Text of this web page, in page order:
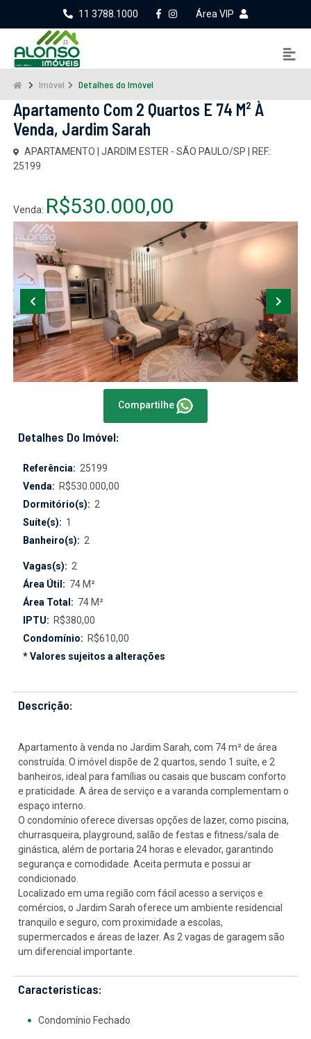
11 3788.1000 Área VIP
Imóvel Detalhes do Imóvel
Apartamento Com 2 Quartos E 74 M² À
Venda, Jardim Sarah
APARTAMENTO | JARDIM ESTER - SÃO PAULO/SP | REF.:
25199
Venda: R$530.000,00
Compartilhe
Detalhes Do Imóvel:
Referência: 25199
Venda: R$530.000,00
Dormitório(s): 2
Suíte(s): 1
Banheiro(s): 2
Vagas(s): 2
Área Útil: 74 M²
Área Total: 74 M²
IPTU: R$380,00
Condomínio: R$610,00
* Valores sujeitos a alterações
Descrição:
Apartamento à venda no Jardim Sarah, com 74 m² de área
construída. O imóvel dispõe de 2 quartos, sendo 1 suíte, e 2
banheiros, ideal para famílias ou casais que buscam conforto
e praticidade. A área de serviço e a varanda complementam o
espaço interno.
O condomínio oferece diversas opções de lazer, como piscina,
churrasqueira, playground, salão de festas e fitness/sala de
ginástica, além de portaria 24 horas e elevador, garantindo
segurança e comodidade. Aceita permuta e possui ar
condicionado.
Localizado em uma região com fácil acesso a serviços e
comércios, o Jardim Sarah oferece um ambiente residencial
tranquilo e seguro, com proximidade a escolas,
supermercados e áreas de lazer. As 2 vagas de garagem são
um diferencial importante.
Características:
Condomínio Fechado